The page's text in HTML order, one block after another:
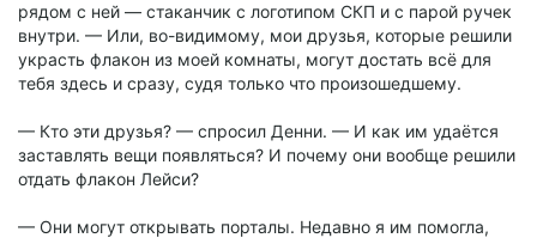
рядом с ней — стаканчик с логотипом СКП и с парой ручек
внутри. — Или, во-видимому, мои друзья, которые решили
украсть флакон из моей комнаты, могут достать всё для
тебя здесь и сразу, судя только что произошедшему.
— Кто эти друзья? — спросил Денни. — И как им удаётся
заставлять вещи появляться? И почему они вообще решили
отдать флакон Лейси?
— Они могут открывать порталы. Недавно я им помогла,